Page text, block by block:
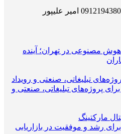
هوش مصنوعی در تهران؛ آینده
پروژه‌های تبلیغاتی، صنعتی و
رشد و موفقیت در بازاریابی